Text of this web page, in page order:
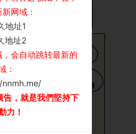
网域：
地址1
地址2
会自动跳转最新的
：
告，就是我們堅持下
力！